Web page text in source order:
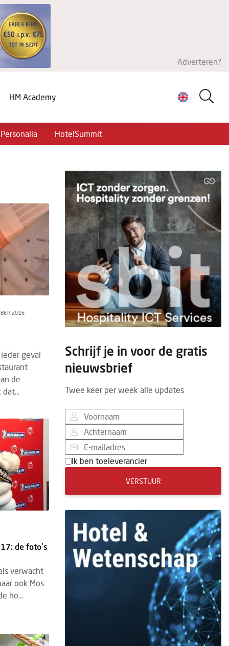
Adverteren?
HM Academy
Personalia HotelSummit
2016
geval
de
de foto's
verwacht
ook Mos
ho...
Schrijf je in voor de gratis
nieuwsbrief
Twee keer per week alle updates
Ik ben toeleverancier
VERSTUUR